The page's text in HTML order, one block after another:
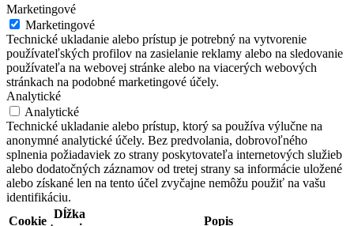
Marketingové
Marketingové
Technické ukladanie alebo prístup je potrebný na vytvorenie
používateľských profilov na zasielanie reklamy alebo na sledovanie
používateľa na webovej stránke alebo na viacerých webových
stránkach na podobné marketingové účely.
Analytické
Analytické
Technické ukladanie alebo prístup, ktorý sa používa výlučne na
anonymné analytické účely. Bez predvolania, dobrovoľného
splnenia požiadaviek zo strany poskytovateľa internetových služieb
alebo dodatočných záznamov od tretej strany sa informácie uložené
alebo získané len na tento účel zvyčajne nemôžu použiť na vašu
identifikáciu.
Cookie
Dĺžka
Popis